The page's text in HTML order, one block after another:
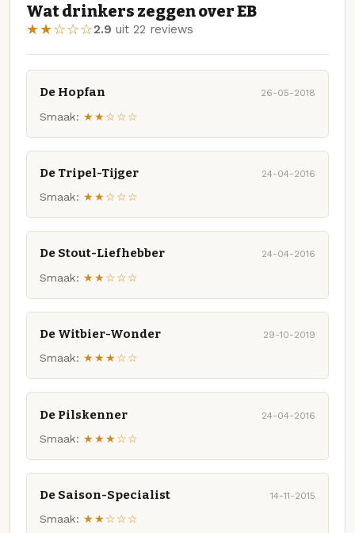
Wat drinkers zeggen over EB
★★☆☆☆2.9 uit 22 reviews
De Hopfan 26-05-2018
Smaak: ★★☆☆☆
De Tripel-Tijger 24-04-2016
Smaak: ★★☆☆☆
De Stout-Liefhebber 24-04-2016
Smaak: ★★☆☆☆
De Witbier-Wonder 29-10-2019
Smaak: ★★★☆☆
De Pilskenner 24-04-2016
Smaak: ★★★☆☆
De Saison-Specialist 14-11-2015
Smaak: ★★☆☆☆